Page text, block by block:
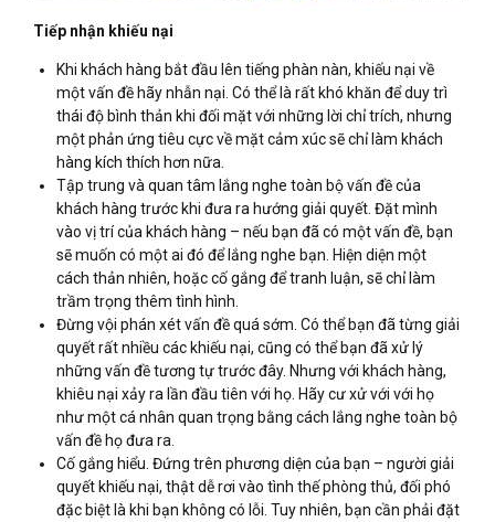
Tiếp nhận khiếu nại
Khi khách hàng bắt đầu lên tiếng phàn nàn, khiếu nại về
một vấn đề hãy nhẫn nại. Có thể là rất khó khăn để duy trì
thái độ bình thản khi đối mặt với những lời chỉ trích, nhưng
một phản ứng tiêu cực về mặt cảm xúc sẽ chỉ làm khách
hàng kích thích hơn nữa.
Tập trung và quan tâm lắng nghe toàn bộ vấn đề của
khách hàng trước khi đưa ra hướng giải quyết. Đặt mình
vào vị trí của khách hàng – nếu bạn đã có một vấn đề, bạn
sẽ muốn có một ai đó để lắng nghe bạn. Hiện diện một
cách thản nhiên, hoặc cố gắng để tranh luận, sẽ chỉ làm
trầm trọng thêm tình hình.
Đừng vội phán xét vấn đề quá sớm. Có thể bạn đã từng giải
quyết rất nhiều các khiếu nại, cũng có thể bạn đã xử lý
những vấn đề tương tự trước đây. Nhưng với khách hàng,
khiêu nại xảy ra lần đầu tiên với họ. Hãy cư xử với với họ
như một cá nhân quan trọng bằng cách lắng nghe toàn bộ
vấn đề họ đưa ra.
Cố gắng hiểu. Đứng trên phương diện của bạn – người giải
quyết khiếu nại, thật dễ rơi vào tình thế phòng thủ, đối phó
đặc biệt là khi bạn không có lỗi. Tuy nhiên, bạn cần phải đặt